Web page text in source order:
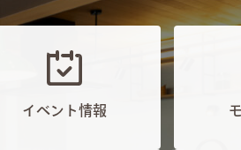
イベント情報